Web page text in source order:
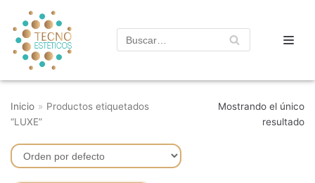
Saltar
al
contenido
Inicio » Productos etiquetados
“LUXE”
Mostrando el único
resultado